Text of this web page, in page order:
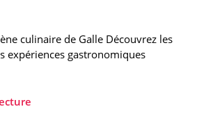
culinaire de Galle Découvrez les
expériences gastronomiques